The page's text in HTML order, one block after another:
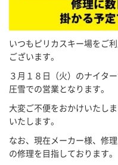
いつもピリカスキー場をご
ございます。
３月１８日（火）のナイタ
圧雪での営業となります。
大変ご不便をおかけいたし
いたします。
なお、現在メーカー様、修
の修理を目指しております。